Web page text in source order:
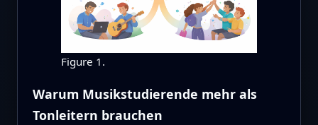
Figure 1.
Warum Musikstudierende mehr als
Tonleitern brauchen